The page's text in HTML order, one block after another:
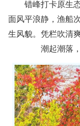
错峰打卡原生
面风平浪静，渔船
生风貌。凭栏吹清
潮起潮落